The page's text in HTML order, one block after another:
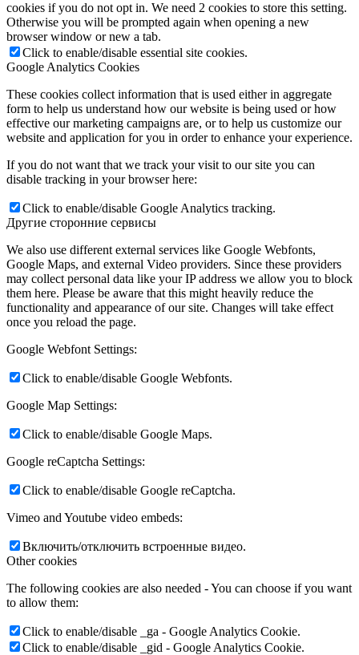
cookies if you do not opt in. We need 2 cookies to store this setting.
Otherwise you will be prompted again when opening a new
browser window or new a tab.
Click to enable/disable essential site cookies.
Google Analytics Cookies
These cookies collect information that is used either in aggregate
form to help us understand how our website is being used or how
effective our marketing campaigns are, or to help us customize our
website and application for you in order to enhance your experience.
If you do not want that we track your visit to our site you can
disable tracking in your browser here:
Click to enable/disable Google Analytics tracking.
Другие сторонние сервисы
We also use different external services like Google Webfonts,
Google Maps, and external Video providers. Since these providers
may collect personal data like your IP address we allow you to block
them here. Please be aware that this might heavily reduce the
functionality and appearance of our site. Changes will take effect
once you reload the page.
Google Webfont Settings:
Click to enable/disable Google Webfonts.
Google Map Settings:
Click to enable/disable Google Maps.
Google reCaptcha Settings:
Click to enable/disable Google reCaptcha.
Vimeo and Youtube video embeds:
Включить/отключить встроенные видео.
Other cookies
The following cookies are also needed - You can choose if you want
to allow them:
Click to enable/disable _ga - Google Analytics Cookie.
Click to enable/disable _gid - Google Analytics Cookie.